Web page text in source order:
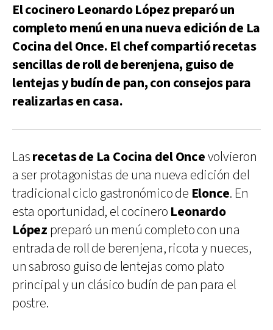
El cocinero Leonardo López preparó un
completo menú en una nueva edición de La
Cocina del Once. El chef compartió recetas
sencillas de roll de berenjena, guiso de
lentejas y budín de pan, con consejos para
realizarlas en casa.
Lasrecetas de La Cocina del Oncevolvieron
a ser protagonistas de una nueva edición del
tradicional ciclo gastronómico de Elonce. En
esta oportunidad, el cocinero Leonardo
López preparó un menú completo con una
entrada de roll de berenjena, ricota y nueces,
un sabroso guiso de lentejas como plato
principal y un clásico budín de pan para el
postre.